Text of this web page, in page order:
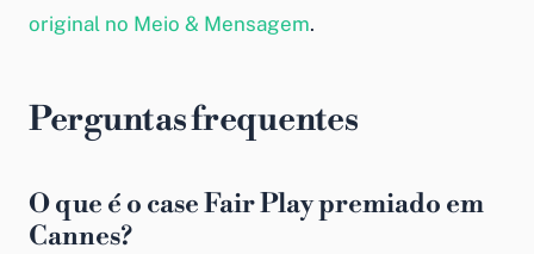
original no Meio & Mensagem.
Perguntas frequentes
O que é o case Fair Play premiado em
Cannes?